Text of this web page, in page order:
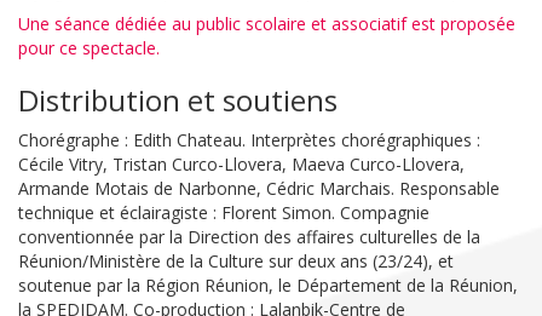
Une séance dédiée au public scolaire et associatif est proposée
pour ce spectacle.
Distribution et soutiens
Chorégraphe : Edith Chateau. Interprètes chorégraphiques :
Cécile Vitry, Tristan Curco-Llovera, Maeva Curco-Llovera,
Armande Motais de Narbonne, Cédric Marchais. Responsable
technique et éclairagiste : Florent Simon. Compagnie
conventionnée par la Direction des affaires culturelles de la
Réunion/Ministère de la Culture sur deux ans (23/24), et
soutenue par la Région Réunion, le Département de la Réunion,
la SPEDIDAM. Co-production : Lalanbik-Centre de